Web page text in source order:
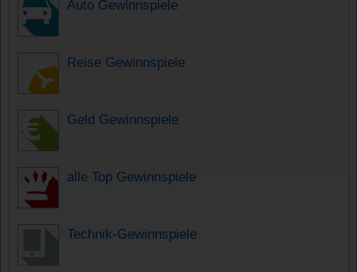
Auto Gewinnspiele
Reise Gewinnspiele
Geld Gewinnspiele
alle Top Gewinnspiele
Technik-Gewinnspiele